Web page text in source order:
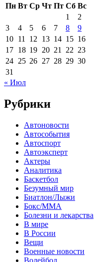
Пн Вт Ср Чт Пт Сб Вс
1
2
3
4 5 6 7 8
9
10 11 12 13 14 15 16
17 18 19 20 21 22 23
24 25 26 27 28 29 30
31
« Июл
Рубрики
Автоновости
Автособытия
Автоспорт
Автоэксперт
Актеры
Аналитика
Баскетбол
Безумный мир
Биатлон/Лыжи
Бокс/MMA
Болезни и лекарства
В мире
В России
Вещи
Военные новости
Волейбол